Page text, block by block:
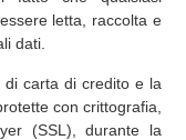
letta, raccolta e
dati.
di carta di credito e la
con crittografia,
(SSL), durante la